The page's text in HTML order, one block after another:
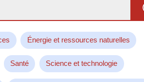
Énergie et ressources naturelles
Santé Science et technologie